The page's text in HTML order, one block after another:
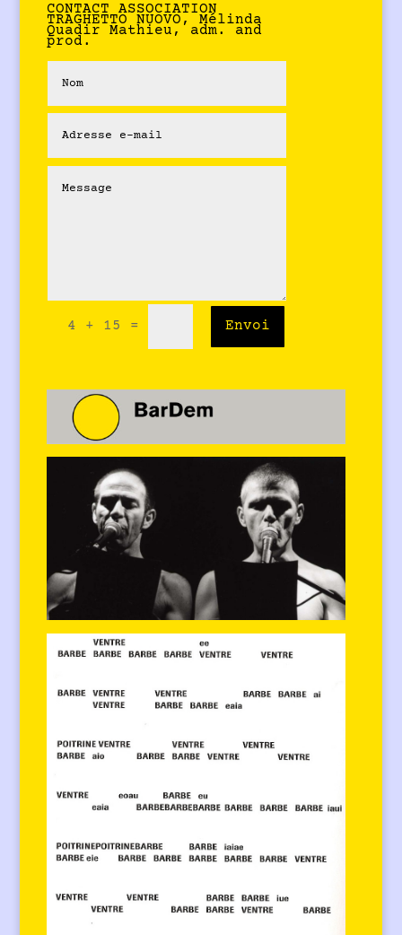
CONTACT ASSOCIATION
TRAGHETTO NUOVO, Mélinda
Quadir Mathieu, adm. and
prod.
4 + 15 = Envoi